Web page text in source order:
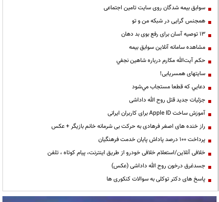
سوابق بیمه شدگان روی سایت تامین اجتماعی
همجنس گرایی در شبکه من و تو
13 توصیه آسان برای رفع بوی بد دهان
مشاهده سامانه آنلاين سوابق بیمه
حكم آيت‌الله مكارم درباره شاهين نجفي
سایتهای همسریابی!
دعايي كه قطعا مستجاب مي‌شود
جزئیات جدید قتل روح الله داداشی
آموزش ساخت Apple ID برای کاربران ایرانی
راز خنده های اصغر فرهادی به حرکت بی شرمانه خانم بازیگر + عکس
پرداخت ۱۰۰ درصد پاداش پایان خدمت فرهنگیان
خلافی آنلاین/استعلام خلافی خودرو از طریق اینترنت، پیام کوتاه ، تلفن
جسدغرق درخون روح الله داداشی (عکس)
پاسخ های دکتر توکلی به سوالات کنکوری ها